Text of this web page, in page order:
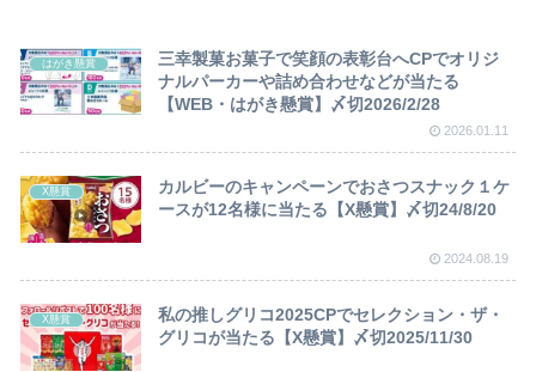
はがき懸賞
三幸製菓お菓子で笑顔の表彰台へCPでオリジ
ナルパーカーや詰め合わせなどが当たる
【WEB・はがき懸賞】〆切2026/2/28
2026.01.11
X懸賞
カルビーのキャンペーンでおさつスナック１ケ
ースが12名様に当たる【X懸賞】〆切24/8/20
2024.08.19
X懸賞
私の推しグリコ2025CPでセレクション・ザ・
グリコが当たる【X懸賞】〆切2025/11/30